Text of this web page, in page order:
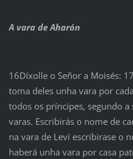
A vara de Aharón
16Díxolle o Señor a Moisés:
toma deles unha vara por
todos os príncipes, segundo a
varas. Escribirás o nome de
na vara de Leví escribirase o
haberá unha vara por casa